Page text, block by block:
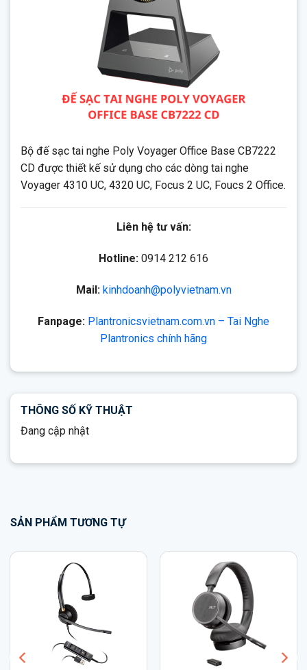
Bộ đế sạc tai nghe Poly Voyager Office Base CB7222
CD được thiết kế sử dụng cho các dòng tai nghe
Voyager 4310 UC, 4320 UC, Focus 2 UC, Foucs 2 Office.
Liên hệ tư vấn:
Hotline: 0914 212 616
Mail: kinhdoanh@polyvietnam.vn
Fanpage: Plantronicsvietnam.com.vn – Tai Nghe
Plantronics chính hãng
THÔNG SỐ KỸ THUẬT
Đang cập nhật
SẢN PHẨM TƯƠNG TỰ